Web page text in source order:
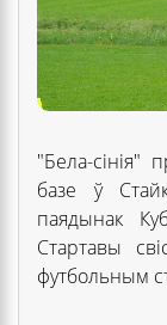
"Бела-сінія"
базе ў
паядынак
Стартавы
футбольным